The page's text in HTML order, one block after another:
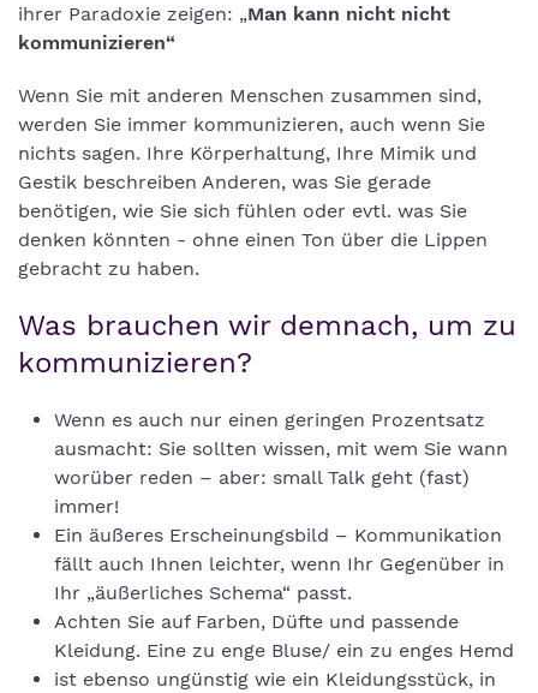
ihrer Paradoxie zeigen: „Man kann nicht nicht
kommunizieren“
Wenn Sie mit anderen Menschen zusammen sind,
werden Sie immer kommunizieren, auch wenn Sie
nichts sagen. Ihre Körperhaltung, Ihre Mimik und
Gestik beschreiben Anderen, was Sie gerade
benötigen, wie Sie sich fühlen oder evtl. was Sie
denken könnten - ohne einen Ton über die Lippen
gebracht zu haben.
Was brauchen wir demnach, um zu
kommunizieren?
Wenn es auch nur einen geringen Prozentsatz
ausmacht: Sie sollten wissen, mit wem Sie wann
worüber reden – aber: small Talk geht (fast)
immer!
Ein äußeres Erscheinungsbild – Kommunikation
fällt auch Ihnen leichter, wenn Ihr Gegenüber in
Ihr „äußerliches Schema“ passt.
Achten Sie auf Farben, Düfte und passende
Kleidung. Eine zu enge Bluse/ ein zu enges Hemd
ist ebenso ungünstig wie ein Kleidungsstück, in